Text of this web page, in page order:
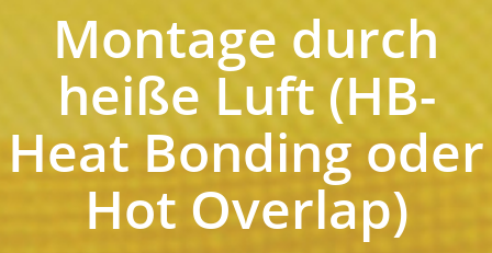
Montage durch
heiße Luft (HB-
Heat Bonding oder
Hot Overlap)